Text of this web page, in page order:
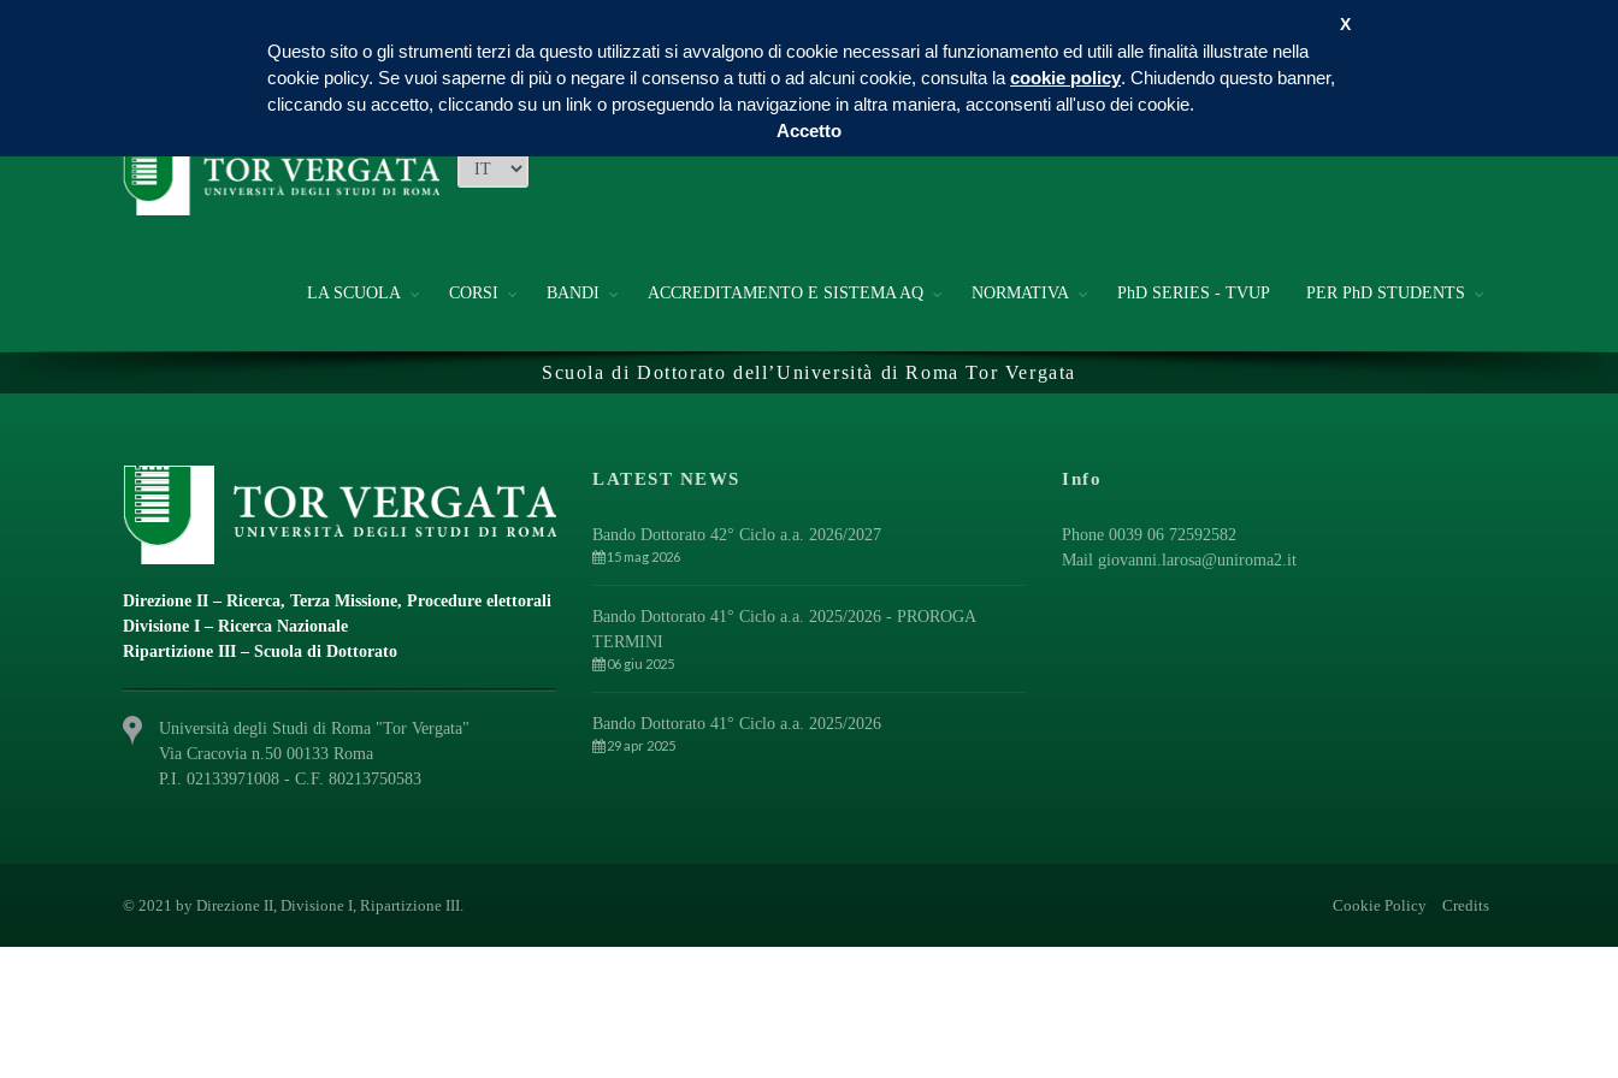
LA SCUOLA CORSI BANDI ACCREDITAMENTO E SISTEMA AQ NORMATIVA PhD SERIES - TVUP PER PhD STUDENTS
Scuola di Dottorato dell’Università di Roma Tor Vergata
Direzione II – Ricerca, Terza Missione, Procedure elettorali
Divisione I – Ricerca Nazionale
Ripartizione III – Scuola di Dottorato
Università degli Studi di Roma "Tor Vergata"
Via Cracovia n.50 00133 Roma
P.I. 02133971008 - C.F. 80213750583
LATEST NEWS
Bando Dottorato 42° Ciclo a.a. 2026/2027
15 mag 2026
Bando Dottorato 41° Ciclo a.a. 2025/2026 - PROROGA
TERMINI
06 giu 2025
Bando Dottorato 41° Ciclo a.a. 2025/2026
29 apr 2025
Info
Phone 0039 06 72592582
Mail giovanni.larosa@uniroma2.it
Cookie Policy Credits
© 2021 by Direzione II, Divisione I, Ripartizione III.
X
Questo sito o gli strumenti terzi da questo utilizzati si avvalgono di cookie necessari al funzionamento ed utili alle finalità illustrate nella
cookie policy. Se vuoi saperne di più o negare il consenso a tutti o ad alcuni cookie, consulta la cookie policy. Chiudendo questo banner,
cliccando su accetto, cliccando su un link o proseguendo la navigazione in altra maniera, acconsenti all'uso dei cookie.
Accetto